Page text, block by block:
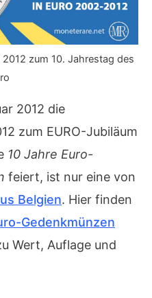
zum 10. Jahrestag des
2012 die
zum EURO-Jubiläum
10 Jahre Euro-
feiert, ist nur eine von
Belgien. Hier finden
Gedenkmünzen
Wert, Auflage und